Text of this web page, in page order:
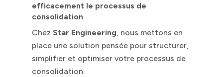
efficacement le processus de
consolidation
Chez Star Engineering, nous mettons en
place une solution pensée pour structurer,
simplifier et optimiser votre processus de
consolidation.